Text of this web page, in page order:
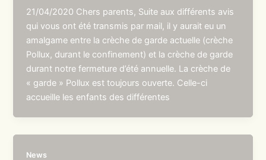
21/04/2020 Chers parents, Suite aux différents avis
qui vous ont été transmis par mail, il y aurait eu un
amalgame entre la crèche de garde actuelle (crèche
Pollux, durant le confinement) et la crèche de garde
durant notre fermeture d’été annuelle. La crèche de
« garde » Pollux est toujours ouverte. Celle-ci
accueille les enfants des différentes
News